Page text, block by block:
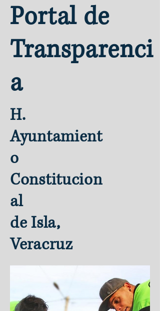
Portal de
Transparenci
a
H.
Ayuntamient
o
Constitucion
al
de Isla,
Veracruz